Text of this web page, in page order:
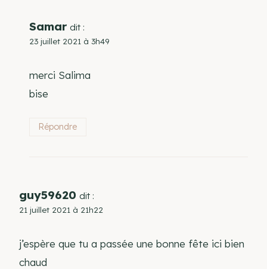
Samar dit :
23 juillet 2021 à 3h49
merci Salima
bise
Répondre
guy59620 dit :
21 juillet 2021 à 21h22
j’espère que tu a passée une bonne fête ici bien
chaud